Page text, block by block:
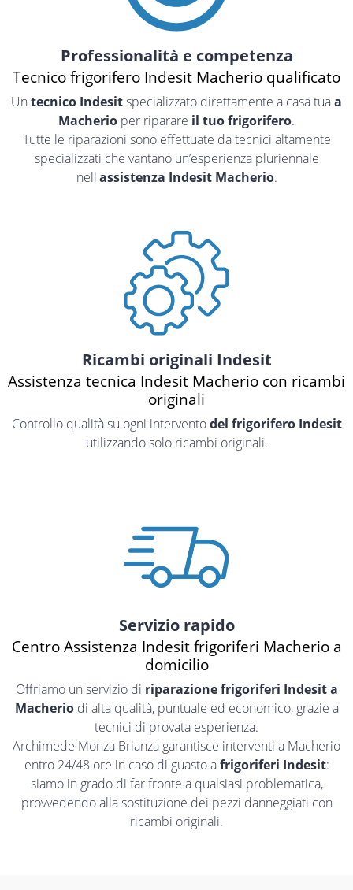
Professionalità e competenza
Tecnico frigorifero Indesit Macherio qualificato
Un tecnico Indesitspecializzato direttamente a casa tuaa
Macherio per riparare il tuo frigorifero.
Tutte le riparazioni sono effettuate da tecnici altamente
specializzati che vantano un’esperienza pluriennale
nell'assistenza Indesit Macherio.
Ricambi originali Indesit
Assistenza tecnica Indesit Macherio con ricambi
originali
Controllo qualità su ogni interventodel frigorifero Indesit
utilizzando solo ricambi originali.
Servizio rapido
Centro Assistenza Indesit frigoriferi Macherio a
domicilio
Offriamo un servizio di riparazione frigoriferi Indesit a
Macheriodi alta qualità, puntuale ed economico, grazie a
tecnici di provata esperienza.
Archimede Monza Brianza garantisce interventi a Macherio
entro 24/48 ore in caso di guasto afrigoriferi Indesit:
siamo in grado di far fronte a qualsiasi problematica,
provvedendo alla sostituzione dei pezzi danneggiati con
ricambi originali.